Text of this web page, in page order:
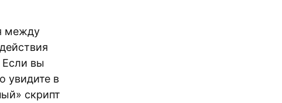
между
Если вы
увидите в
скрипт